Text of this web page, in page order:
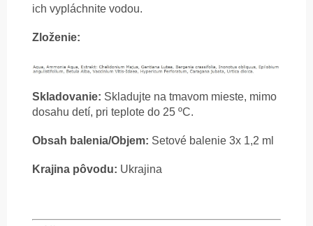
ich vypláchnite vodou.
Zloženie:
Skladovanie: Skladujte na tmavom mieste, mimo
dosahu detí, pri teplote do 25 ºC.
Obsah balenia/Objem: Setové balenie 3x 1,2 ml
Krajina pôvodu: Ukrajina